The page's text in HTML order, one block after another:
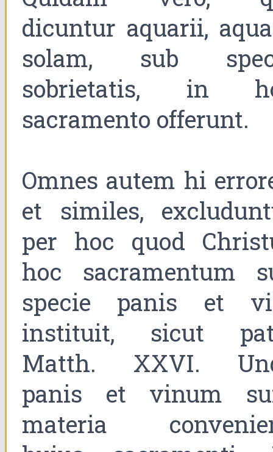
dicuntur aquarii,
solam, sub
sobrietatis, in
sacramento offerunt.
Omnes autem hi
et similes,
per hoc quod
hoc sacramentum
specie panis et
instituit, sicut
Matth. XXVI.
panis et vinum
materia